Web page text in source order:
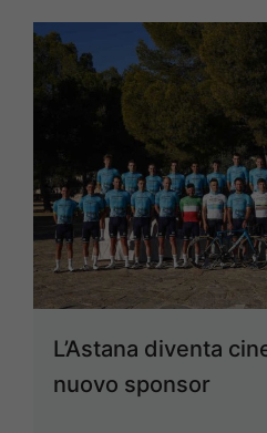
L’Astana diventa
nuovo sponsor